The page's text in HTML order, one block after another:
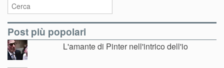
Post più popolari
L'amante di Pinter nell'intrico dell'io